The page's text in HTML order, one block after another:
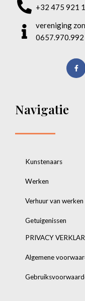
+32 475 921
vereniging
0657.970.992
Navigatie
Kunstenaars
Werken
Verhuur van werken
Getuigenissen
PRIVACY
Algemene